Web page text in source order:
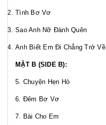
Tình Bơ Vơ
Sao Anh Nỡ Đành Quên
Anh Biết Em Đi Chẳng Trở Về
MẶT B (SIDE B):
5. Chuyện Hẹn Hò
6. Đêm Bơ Vơ
7. Bài Cho Em